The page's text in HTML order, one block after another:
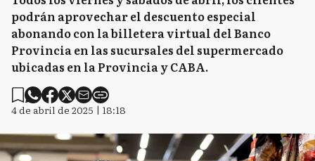
podrán aprovechar el descuento especial
abonando con la billetera virtual del Banco
Provincia en las sucursales del supermercado
ubicadas en la Provincia y CABA.
4 de abril de 2025 | 18:18